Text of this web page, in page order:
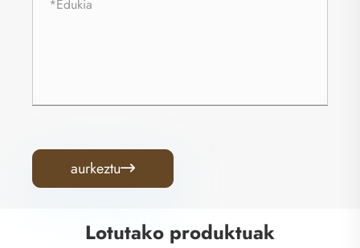
aurkeztu
Lotutako produktuak